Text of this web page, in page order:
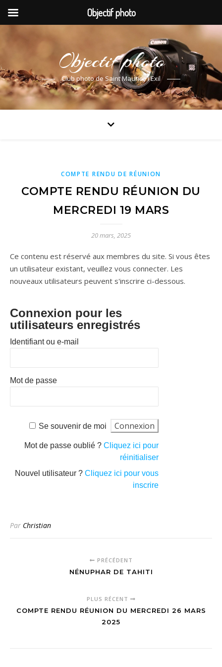
Objectif photo
Club photo de Saint Maurice l'Exil
COMPTE RENDU DE RÉUNION
COMPTE RENDU RÉUNION DU
MERCREDI 19 MARS
20 mars, 2025
Ce contenu est réservé aux membres du site. Si vous êtes
un utilisateur existant, veuillez vous connecter. Les
nouveaux utilisateurs peuvent s'inscrire ci-dessous.
Connexion pour les
utilisateurs enregistrés
Identifiant ou e-mail
Mot de passe
Se souvenir de moi
Mot de passe oublié ? Cliquez ici pour
réinitialiser
Nouvel utilisateur ? Cliquez ici pour vous
inscrire
Par Christian
PRÉCÉDENT
NÉNUPHAR DE TAHITI
PLUS RÉCENT
COMPTE RENDU RÉUNION DU MERCREDI 26 MARS
2025
Objectif photo